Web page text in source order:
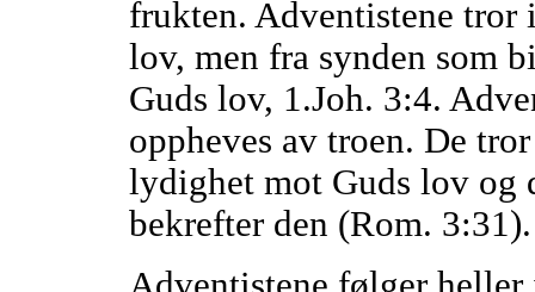
frukten. Adventistene tror
lov, men fra synden som
Guds lov, 1.Joh. 3:4.
oppheves av troen. De
lydighet mot Guds lov og
bekrefter den (Rom. 3:31).